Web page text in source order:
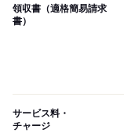
領収書（適格簡易請求
書）
サービス料・
チャージ